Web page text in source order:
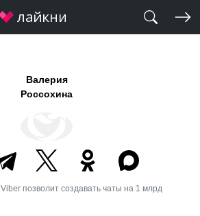
Валерия
Россохина
Viber позволит создавать чаты на 1 млрд